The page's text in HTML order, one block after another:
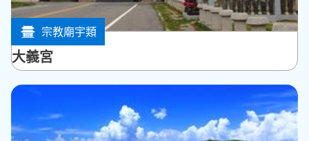
宗教廟宇類
西嶼鄉
大義宮